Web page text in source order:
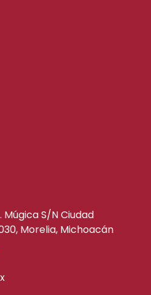
S/N Ciudad
Morelia, Michoacán